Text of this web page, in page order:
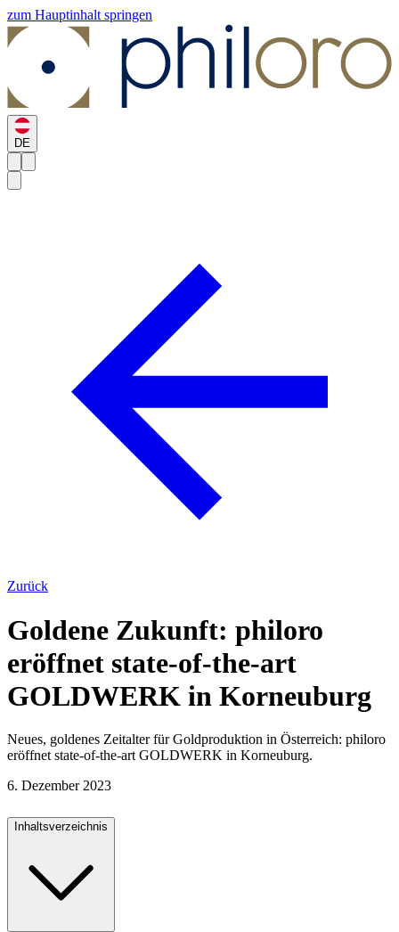
zum Hauptinhalt springen
DE
Zurück
Goldene Zukunft: philoro
eröffnet state-of-the-art
GOLDWERK in Korneuburg
Neues, goldenes Zeitalter für Goldproduktion in Österreich: philoro
eröffnet state-of-the-art GOLDWERK in Korneuburg.
6. Dezember 2023
Inhaltsverzeichnis